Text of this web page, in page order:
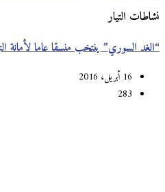
نشاطات التيار
“الغد السوري” ينتخب منسقا عاما لأمانة
16 أبريل، 2016
283